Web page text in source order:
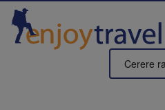
Mergi
conţinutul
principal
Cerere